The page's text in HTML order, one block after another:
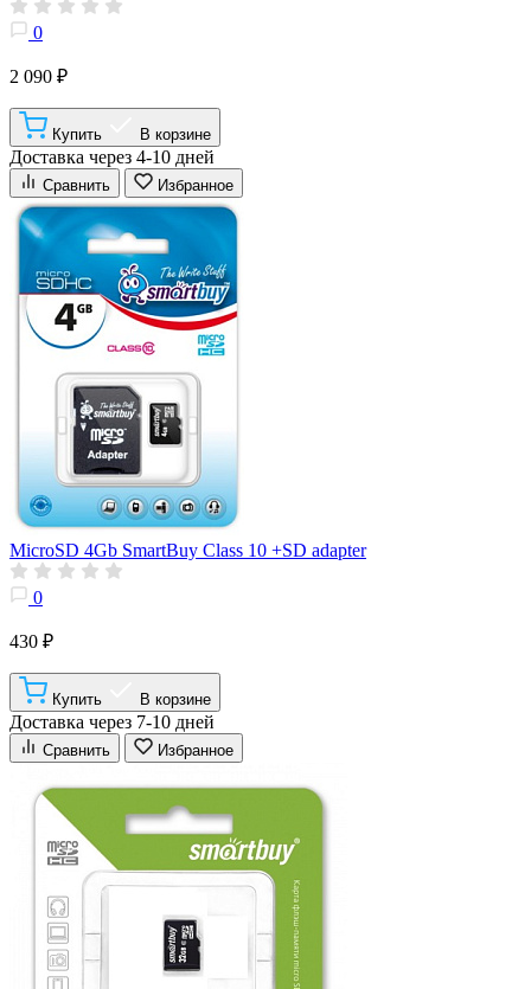
0
2 090 ₽
Купить В корзине
Доставка через 4-10 дней
Сравнить Избранное
MicroSD 4Gb SmartBuy Class 10 +SD adapter
0
430 ₽
Купить В корзине
Доставка через 7-10 дней
Сравнить Избранное